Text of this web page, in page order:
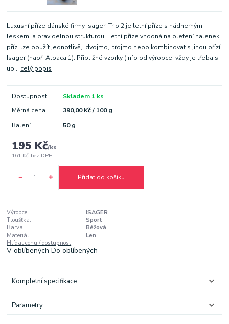
Luxusní příze dánské firmy Isager. Trio 2 je letní příze s nádherným
leskem a pravidelnou strukturou. Letní příze vhodná na pletení halenek,
přízi lze použít jednotlivě, dvojmo, trojmo nebo kombinovat s jinou přízí
Isager (např. Alpaca 1). Přibližné vzorky (info od výrobce, vždy je třeba si
up... celý popis
Dostupnost
Skladem 1 ks
Měrná cena
390,00 Kč / 100 g
Balení
50 g
195 Kč/ks
161 Kč bez DPH
Přidat do košíku
Výrobce:
ISAGER
Tloušťka:
Sport
Barva:
Béžová
Materiál:
Len
Hlídat cenu / dostupnost
V oblíbenýchDo oblíbených
Kompletní specifikace
Parametry